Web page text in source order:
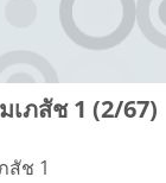
เภสัช 1 (2/67)
สัช 1